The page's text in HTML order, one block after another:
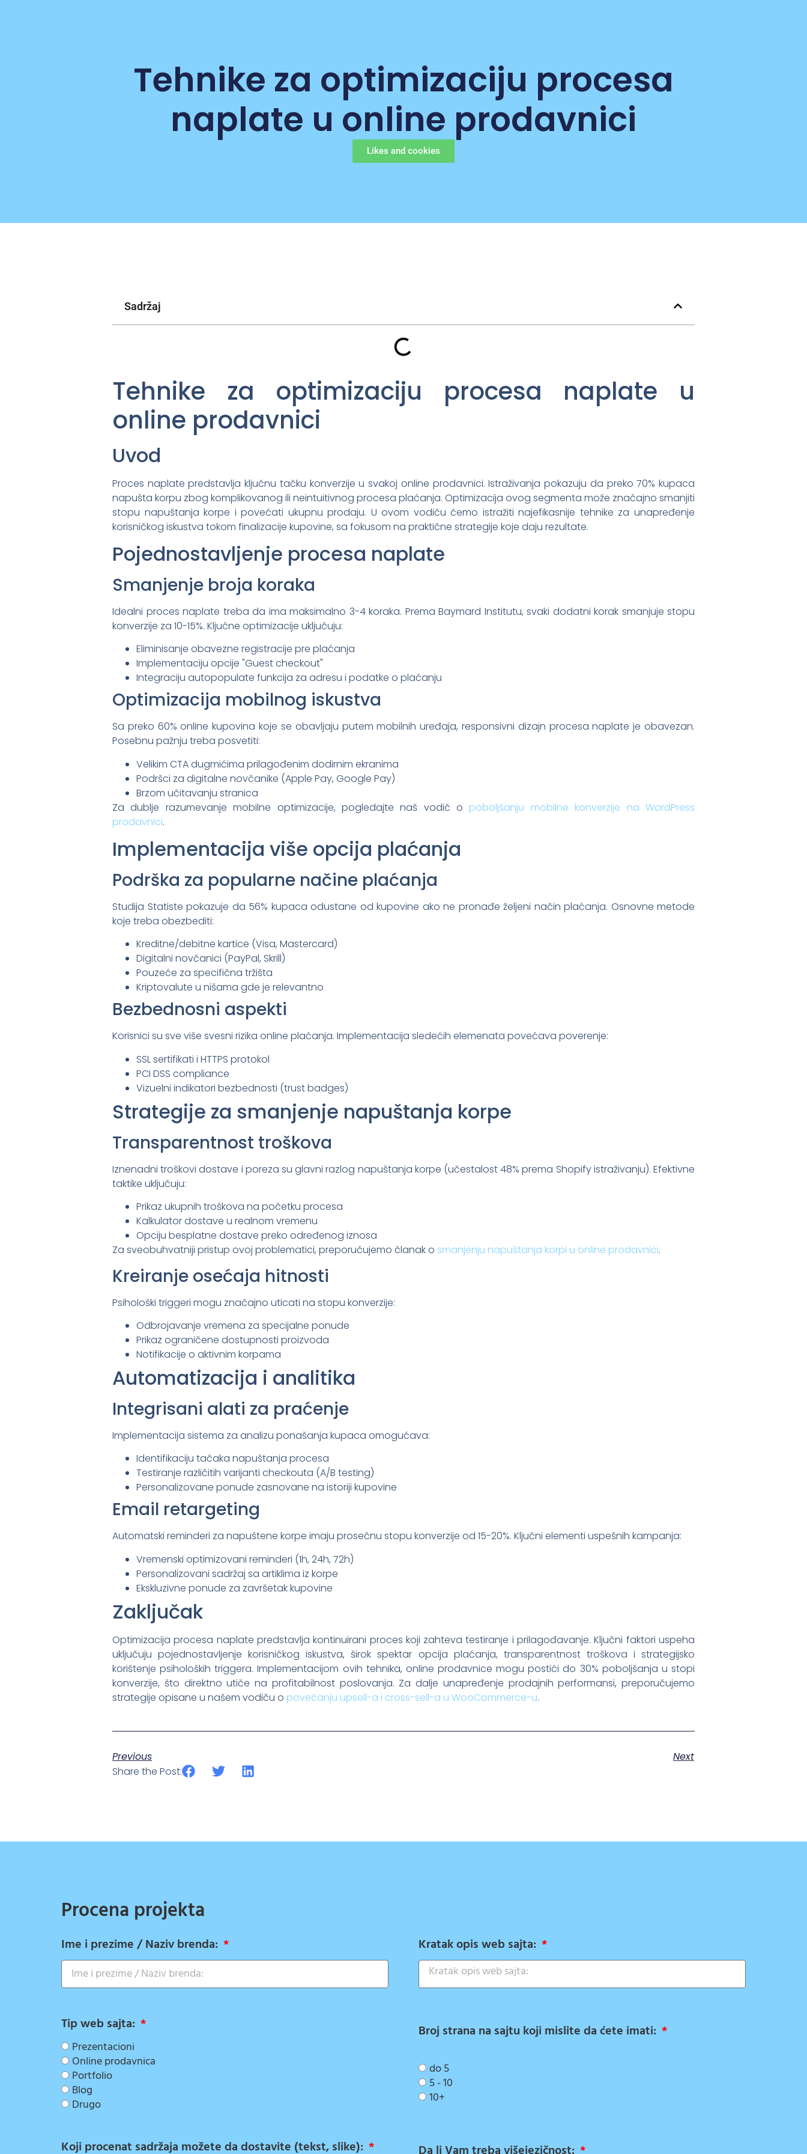
Tehnike za optimizaciju procesa
naplate u online prodavnici
Likes and cookies
Sadržaj
Tehnike za optimizaciju procesa naplate u
online prodavnici
Uvod
Proces naplate predstavlja ključnu tačku konverzije u svakoj online prodavnici. Istraživanja pokazuju da preko 70% kupaca
napušta korpu zbog komplikovanog ili neintuitivnog procesa plaćanja. Optimizacija ovog segmenta može značajno smanjiti
stopu napuštanja korpe i povećati ukupnu prodaju. U ovom vodiču ćemo istražiti najefikasnije tehnike za unapređenje
korisničkog iskustva tokom finalizacije kupovine, sa fokusom na praktične strategije koje daju rezultate.
Pojednostavljenje procesa naplate
Smanjenje broja koraka
Idealni proces naplate treba da ima maksimalno 3-4 koraka. Prema Baymard Institutu, svaki dodatni korak smanjuje stopu
konverzije za 10-15%. Ključne optimizacije uključuju:
Eliminisanje obavezne registracije pre plaćanja
Implementaciju opcije "Guest checkout"
Integraciju autopopulate funkcija za adresu i podatke o plaćanju
Optimizacija mobilnog iskustva
Sa preko 60% online kupovina koje se obavljaju putem mobilnih uređaja, responsivni dizajn procesa naplate je obavezan.
Posebnu pažnju treba posvetiti:
Velikim CTA dugmićima prilagođenim dodirnim ekranima
Podršci za digitalne novčanike (Apple Pay, Google Pay)
Brzom učitavanju stranica
Za dublje razumevanje mobilne optimizacije, pogledajte naš vodič o poboljšanju mobilne konverzije na WordPress
prodavnici.
Implementacija više opcija plaćanja
Podrška za popularne načine plaćanja
Studija Statiste pokazuje da 56% kupaca odustane od kupovine ako ne pronađe željeni način plaćanja. Osnovne metode
koje treba obezbediti:
Kreditne/debitne kartice (Visa, Mastercard)
Digitalni novčanici (PayPal, Skrill)
Pouzeće za specifična tržišta
Kriptovalute u nišama gde je relevantno
Bezbednosni aspekti
Korisnici su sve više svesni rizika online plaćanja. Implementacija sledećih elemenata povećava poverenje:
SSL sertifikati i HTTPS protokol
PCI DSS compliance
Vizuelni indikatori bezbednosti (trust badges)
Strategije za smanjenje napuštanja korpe
Transparentnost troškova
Iznenadni troškovi dostave i poreza su glavni razlog napuštanja korpe (učestalost 48% prema Shopify istraživanju). Efektivne
taktike uključuju:
Prikaz ukupnih troškova na početku procesa
Kalkulator dostave u realnom vremenu
Opciju besplatne dostave preko određenog iznosa
Za sveobuhvatniji pristup ovoj problematici, preporučujemo članak o smanjenju napuštanja korpi u online prodavnici.
Kreiranje osećaja hitnosti
Psihološki triggeri mogu značajno uticati na stopu konverzije:
Odbrojavanje vremena za specijalne ponude
Prikaz ograničene dostupnosti proizvoda
Notifikacije o aktivnim korpama
Automatizacija i analitika
Integrisani alati za praćenje
Implementacija sistema za analizu ponašanja kupaca omogućava:
Identifikaciju tačaka napuštanja procesa
Testiranje različitih varijanti checkouta (A/B testing)
Personalizovane ponude zasnovane na istoriji kupovine
Email retargeting
Automatski reminderi za napuštene korpe imaju prosečnu stopu konverzije od 15-20%. Ključni elementi uspešnih kampanja:
Vremenski optimizovani reminderi (1h, 24h, 72h)
Personalizovani sadržaj sa artiklima iz korpe
Ekskluzivne ponude za završetak kupovine
Zaključak
Optimizacija procesa naplate predstavlja kontinuirani proces koji zahteva testiranje i prilagođavanje. Ključni faktori uspeha
uključuju pojednostavljenje korisničkog iskustva, širok spektar opcija plaćanja, transparentnost troškova i strategijsko
korištenje psiholoških triggera. Implementacijom ovih tehnika, online prodavnice mogu postići do 30% poboljšanja u stopi
konverzije, što direktno utiče na profitabilnost poslovanja. Za dalje unapređenje prodajnih performansi, preporučujemo
strategije opisane u našem vodiču o povećanju upsell-a i cross-sell-a u WooCommerce-u.
Previous
Next
Share the Post:
Procena projekta
Ime i prezime / Naziv brenda: Kratak opis web sajta:
Tip web sajta:
Prezentacioni
Online prodavnica
Portfolio
Blog
Drugo
Broj strana na sajtu koji mislite da ćete imati:
do 5
5 - 10
10+
Koji procenat sadržaja možete da dostavite (tekst, slike):